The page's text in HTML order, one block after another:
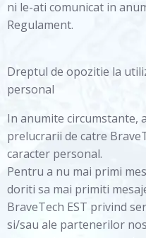
ni le-ati comunicat in
Regulament.
Dreptul de opozitie la
personal
In anumite circumstante,
prelucrarii de catre
caracter personal.
Pentru a nu mai primi
doriti sa mai primiti
BraveTech EST privind
si/sau ale partenerilor